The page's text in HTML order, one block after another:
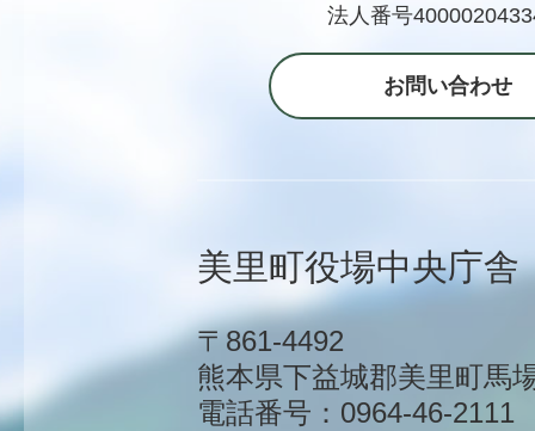
法人番号
お問い合わせ
美里町役場中央庁舎
〒861-4492
熊本県下益城郡美里町馬
電話番号：0964-46-2111